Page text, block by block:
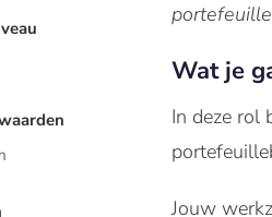
Wat je
In deze rol
Jouw